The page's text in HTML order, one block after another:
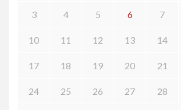
3 4 5 6 7
10 11 12 13 14
17 18 19 20 21
24 25 26 27 28